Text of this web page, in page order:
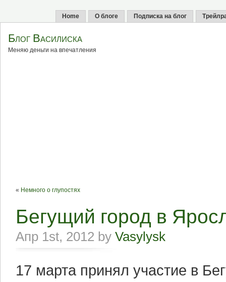
Home О блоге Подписка на блог
Блог Василиска
Меняю деньги на впечатления
« Немного о глупостях
Бегущий город в
Апр 1st, 2012 by Vasylysk
17 марта принял участие в